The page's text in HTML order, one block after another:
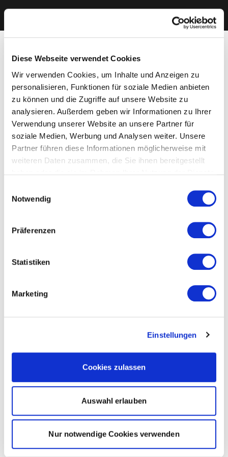
Diese Webseite verwendet Cookies
Wir verwenden Cookies, um Inhalte und Anzeigen zu
personalisieren, Funktionen für soziale Medien anbieten
zu können und die Zugriffe auf unsere Website zu
analysieren. Außerdem geben wir Informationen zu Ihrer
Verwendung unserer Website an unsere Partner für
soziale Medien, Werbung und Analysen weiter. Unsere
Partner führen diese Informationen möglicherweise mit
weiteren Daten zusammen, die Sie ihnen bereitgestellt
Cookies, wenn Sie unsere Webseite weiterhin nutzen.
Notwendig
Präferenzen
Statistiken
Marketing
Einstellungen
Cookies zulassen
Auswahl erlauben
Nur notwendige Cookies verwenden